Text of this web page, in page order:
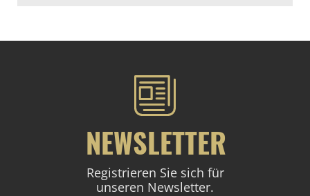
NEWSLETTER
Registrieren Sie sich für
unseren Newsletter.